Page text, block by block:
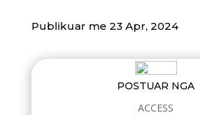
Publikuar me 23 Apr, 2024
POSTUAR NGA
ACCESS